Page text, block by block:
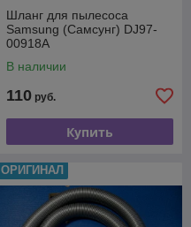
Шланг для пылесоса
Samsung (Самсунг) DJ97-
00918A
В наличии
110 руб.
Купить
ОРИГИНАЛ